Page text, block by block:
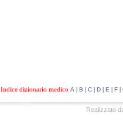
Indice dizionario medico A | B | C| D| E | F|
Realizzato